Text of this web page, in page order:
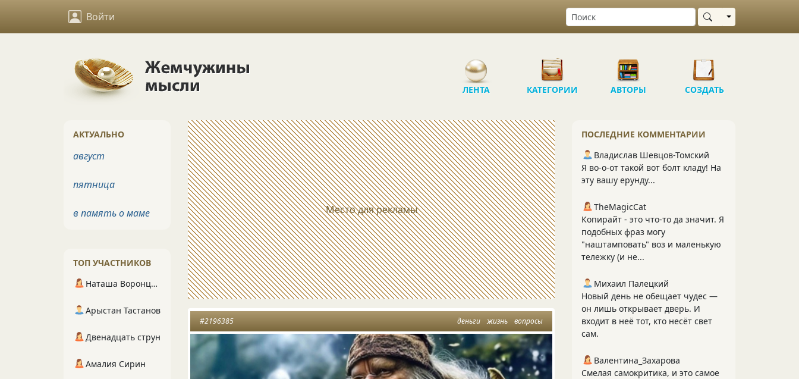
Войти Выбрать область
ЛЕНТА КАТЕГОРИИ АВТОРЫ СОЗДАТЬ
Место для рекламы
деньги жизнь вопросы
#2196385
ПОСЛЕДНИЕ КОММЕНТАРИИ
Владислав Шевцов-Томский
Я во-о-от такой вот болт кладу! На
эту вашу ерунду...
TheMagicCat
Копирайт - это что-то да значит. Я
подобных фраз могу
"наштамповать" воз и маленькую
тележку (и не...
Михаил Палецкий
Новый день не обещает чудес —
он лишь открывает дверь. И
входит в неё тот, кто несёт свет
сам.
Валентина_Захарова
Смелая самокритика, и это самое
АКТУАЛЬНО
август
пятница
в память о маме
ТОП УЧАСТНИКОВ
Наташа Воронцова
Арыстан Тастанов
Двенадцать струн
Амалия Сирин